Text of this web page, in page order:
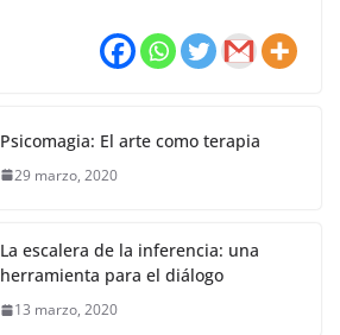
Psicomagia: El arte como terapia
29 marzo, 2020
La escalera de la inferencia: una
herramienta para el diálogo
13 marzo, 2020